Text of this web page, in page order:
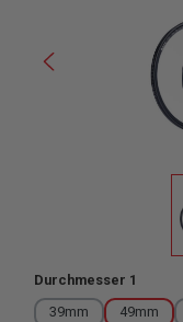
Durchmesser 1
39mm
49mm